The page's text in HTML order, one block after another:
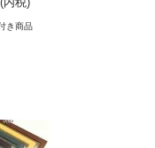
内税)
き商品